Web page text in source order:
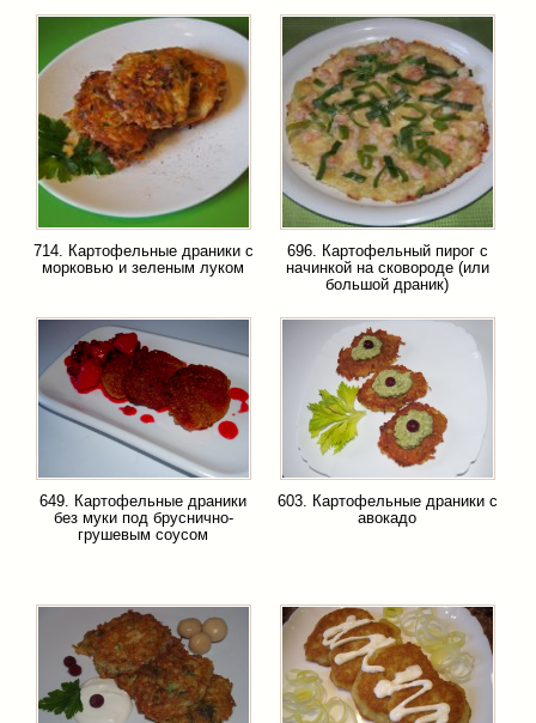
714. Картофельные драники с
морковью и зеленым луком
696. Картофельный пирог с
начинкой на сковороде (или
большой драник)
649. Картофельные драники
без муки под бруснично-
грушевым соусом
603. Картофельные драники с
авокадо